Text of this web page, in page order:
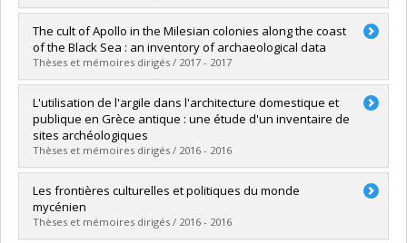
Graduate :Bourgouin, Anne-Catherine
Cycle :Master's
Grade :M.A.
Lien vers le document dans Papyrus
The cult of Apollo in the Milesian colonies along the coast
of the Black Sea : an inventory of archaeological data
Thèses et mémoires dirigés / 2017 - 2017
Graduate :Bisaillon, Patrick
Cycle :Master's
Grade :M.A.
Lien vers le document dans Papyrus
L'utilisation de l'argile dans l'architecture domestique et
publique en Grèce antique : une étude d'un inventaire de
sites archéologiques
Thèses et mémoires dirigés / 2016 - 2016
Graduate :Giroux, Sabrina
Cycle :Master's
Grade :M.A.
Lien vers le document dans Papyrus
Les frontières culturelles et politiques du monde
mycénien
Thèses et mémoires dirigés / 2016 - 2016